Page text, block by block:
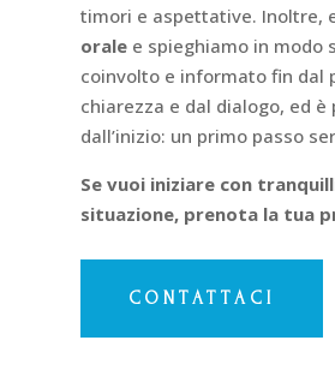
timori e aspettative. Inoltre,
orale e spieghiamo in modo
coinvolto e informato fin dal
chiarezza e dal dialogo, ed
dall’inizio: un primo passo
Se vuoi iniziare con
situazione, prenota la tua
CONTATTACI